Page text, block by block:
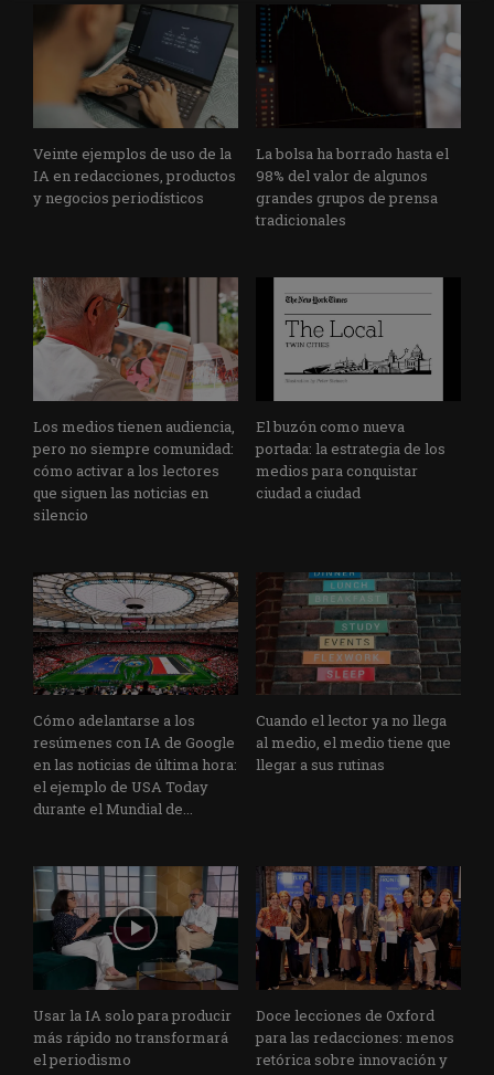
Veinte ejemplos de uso de la
IA en redacciones, productos
y negocios periodísticos
La bolsa ha borrado hasta el
98% del valor de algunos
grandes grupos de prensa
tradicionales
Los medios tienen audiencia,
pero no siempre comunidad:
cómo activar a los lectores
que siguen las noticias en
silencio
El buzón como nueva
portada: la estrategia de los
medios para conquistar
ciudad a ciudad
Cómo adelantarse a los
resúmenes con IA de Google
en las noticias de última hora:
el ejemplo de USA Today
durante el Mundial de...
Cuando el lector ya no llega
al medio, el medio tiene que
llegar a sus rutinas
Usar la IA solo para producir
más rápido no transformará
el periodismo
Doce lecciones de Oxford
para las redacciones: menos
retórica sobre innovación y